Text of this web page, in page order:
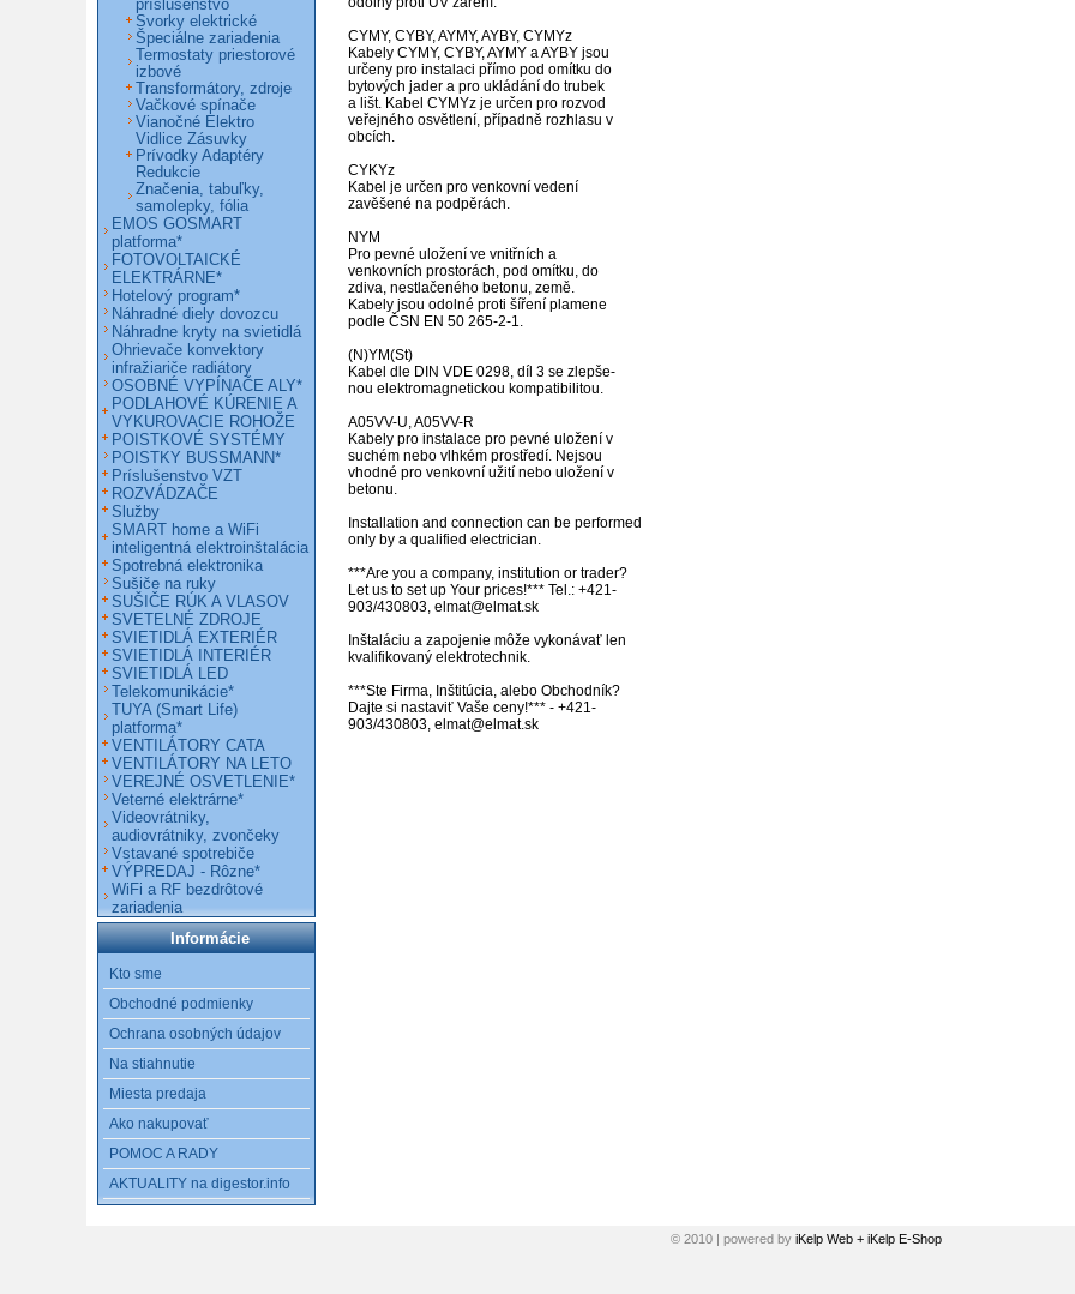
CYMY, CYBY, AYMY, AYBY, CYMYz
Kabely CYMY, CYBY, AYMY a AYBY jsou
určeny pro instalaci přímo pod omítku do
bytových jader a pro ukládání do trubek
a lišt. Kabel CYMYz je určen pro rozvod
veřejného osvětlení, případně rozhlasu v
obcích.
CYKYz
Kabel je určen pro venkovní vedení
zavěšené na podpěrách.
NYM
Pro pevné uložení ve vnitřních a
venkovních prostorách, pod omítku, do
zdiva, nestlačeného betonu, země.
Kabely jsou odolné proti šíření plamene
podle ČSN EN 50 265-2-1.
(N)YM(St)
Kabel dle DIN VDE 0298, díl 3 se zlepše-
nou elektromagnetickou kompatibilitou.
A05VV-U, A05VV-R
Kabely pro instalace pro pevné uložení v
suchém nebo vlhkém prostředí. Nejsou
vhodné pro venkovní užití nebo uložení v
betonu.
Installation and connection can be performed
only by a qualified electrician.
***Are you a company, institution or trader?
Let us to set up Your prices!*** Tel.: +421-
903/430803, elmat@elmat.sk
Inštaláciu a zapojenie môže vykonávať len
kvalifikovaný elektrotechnik.
***Ste Firma, Inštitúcia, alebo Obchodník?
Dajte si nastaviť Vaše ceny!*** - +421-
903/430803, elmat@elmat.sk
príslušenstvo
Svorky elektrické
Špeciálne zariadenia
Termostaty priestorové
izbové
Transformátory, zdroje
Vačkové spínače
Vianočné Elektro
Vidlice Zásuvky
Prívodky Adaptéry
Redukcie
Značenia, tabuľky,
samolepky, fólia
EMOS GOSMART
platforma*
FOTOVOLTAICKÉ
ELEKTRÁRNE*
Hotelový program*
Náhradné diely dovozcu
Náhradne kryty na svietidlá
Ohrievače konvektory
infražiariče radiátory
OSOBNÉ VYPÍNAČE ALY*
PODLAHOVÉ KÚRENIE A
VYKUROVACIE ROHOŽE
POISTKOVÉ SYSTÉMY
POISTKY BUSSMANN*
Príslušenstvo VZT
ROZVÁDZAČE
Služby
SMART home a WiFi
inteligentná elektroinštalácia
Spotrebná elektronika
Sušiče na ruky
SUŠIČE RÚK A VLASOV
SVETELNÉ ZDROJE
SVIETIDLÁ EXTERIÉR
SVIETIDLÁ INTERIÉR
SVIETIDLÁ LED
Telekomunikácie*
TUYA (Smart Life)
platforma*
VENTILÁTORY CATA
VENTILÁTORY NA LETO
VEREJNÉ OSVETLENIE*
Veterné elektrárne*
Videovrátniky,
audiovrátniky, zvončeky
Vstavané spotrebiče
VÝPREDAJ - Rôzne*
WiFi a RF bezdrôtové
zariadenia
Informácie
Kto sme
Obchodné podmienky
Ochrana osobných údajov
Na stiahnutie
Miesta predaja
Ako nakupovať
POMOC A RADY
AKTUALITY na digestor.info
© 2010 | powered by iKelp Web + iKelp E-Shop